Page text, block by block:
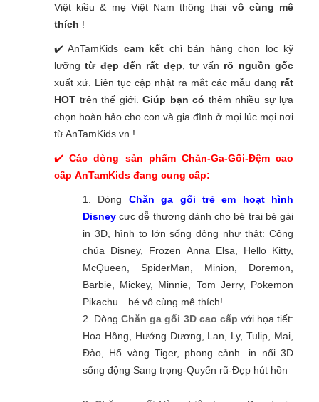
Việt kiều & mẹ Việt Nam thông thái vô cùng mê
thích !
✔️ AnTamKids cam kết chỉ bán hàng chọn lọc kỹ
lưỡngtừ đẹp đến rất đẹp , tư vấn rõ nguồn gốc
xuất xứ. Liên tục cập nhật ra mắt các mẫu đang rất
HOT trên thế giới. Giúp bạn có thêm nhiều sự lựa
chọn hoàn hảo cho con và gia đình ở mọi lúc mọi nơi
từ AnTamKids.vn !
✔️Các dòng sản phẩm Chăn-Ga-Gối-Đệm cao
cấp AnTamKids đang cung cấp:
1. Dòng Chăn ga gối trẻ em hoạt hình
Disney cực dễ thương dành cho bé trai bé gái
in 3D, hình to lớn sống động như thật: Công
chúa Disney, Frozen Anna Elsa, Hello Kitty,
McQueen, SpiderMan, Minion, Doremon,
Barbie, Mickey, Minnie, Tom Jerry, Pokemon
Pikachu…bé vô cùng mê thích!
2. DòngChăn ga gối 3D cao cấp với họa tiết:
Hoa Hồng, Hướng Dương, Lan, Ly, Tulip, Mai,
Đào, Hổ vàng Tiger, phong cảnh...in nổi 3D
sống động Sang trọng-Quyến rũ-Đẹp hút hồn